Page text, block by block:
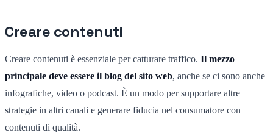
Creare contenuti
Creare contenuti è essenziale per catturare traffico. Il mezzo
principale deve essere il blog del sito web, anche se ci sono anche
infografiche, video o podcast. È un modo per supportare altre
strategie in altri canali e generare fiducia nel consumatore con
contenuti di qualità.